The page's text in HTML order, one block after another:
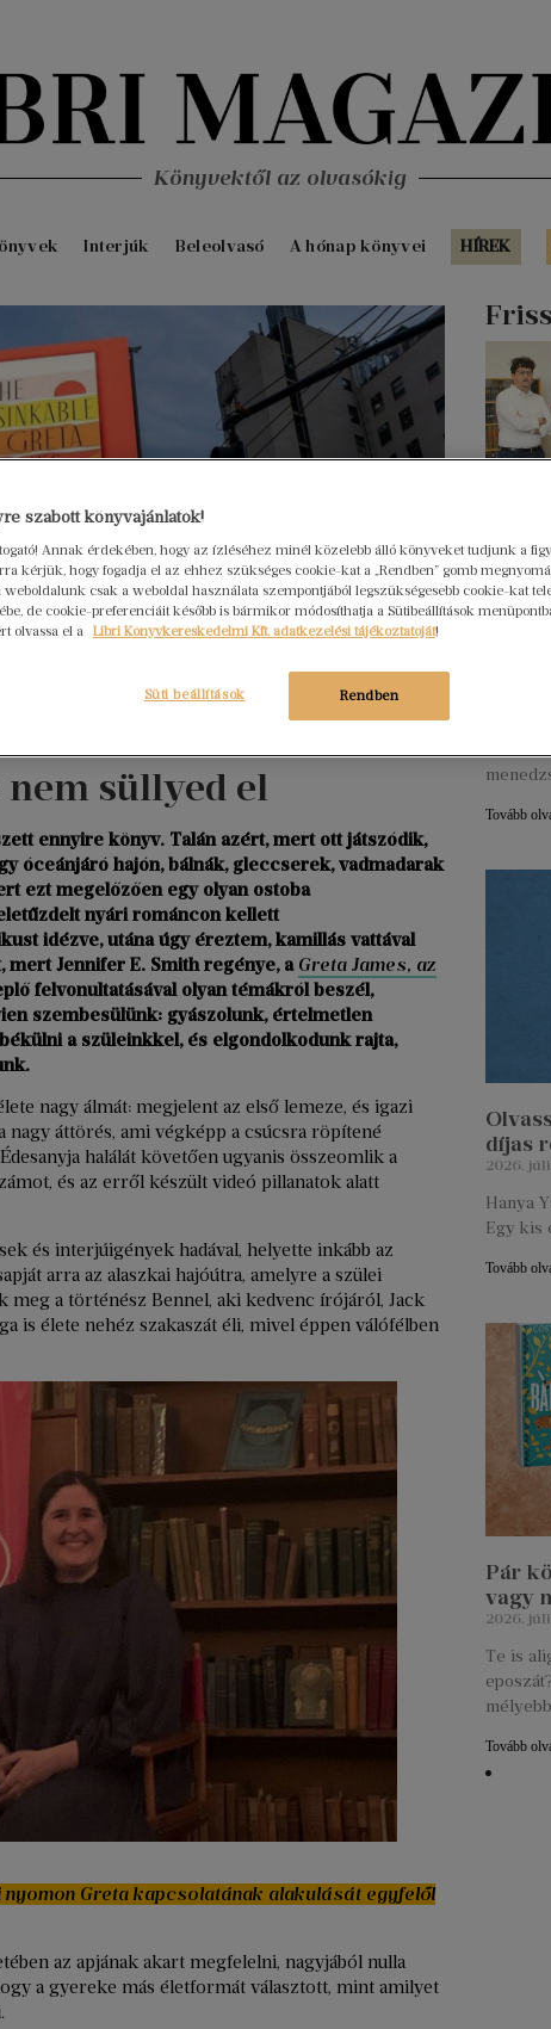
Könyvektől az olvasókig
Interjúk Beleolvasó A hónap könyvei HÍREK
süllyed el
ennyire könyv. Talán azért, mert ott játszódik,
óceánjáró hajón, bálnák, gleccserek, vadmadarak
ezt megelőzően egy olyan ostoba
nyári románcon kellett
idézve, utána úgy éreztem, kamillás vattával
mert Jennifer E. Smith regénye, a Greta James, az
felvonultatásával olyan témákról beszél,
szembesülünk: gyászolunk, értelmetlen
a szüleinkkel, és elgondolkodunk rajta,
nagy álmát: megjelent az első lemeze, és igazi
áttörés, ami végképp a csúcsra röpítené
halálát követően ugyanis összeomlik a
és az erről készült videó pillanatok alatt
és interjúigények hadával, helyette inkább az
arra az alaszkai hajóútra, amelyre a szülei
a történész Bennel, aki kedvenc írójáról, Jack
is élete nehéz szakaszát éli, mivel éppen válófélben
Greta kapcsolatának alakulását egyfelől
az apjának akart megfelelni, nagyjából nulla
a gyereke más életformát választott, mint amilyet
Libri
Egy
nem
Tovább
díjas
2026.
Hanya
Egy kis
Tovább
Pár
vagy
2026.
Te is
Tovább
szabott könyvajánlatok!
Annak érdekében, hogy az ízléséhez minél közelebb álló könyveket tudjunk a
kérjük, hogy fogadja el az ehhez szükséges cookie-kat a „Rendben” gomb
weboldalunk csak a weboldal használata szempontjából legszükségesebb cookie-kat
de cookie-preferenciáit később is bármikor módosíthatja a Sütibeállítások
olvassa el a Libri Könyvkereskedelmi Kft. adatkezelési tájékoztatóját!
Rendben
Süti beállítások